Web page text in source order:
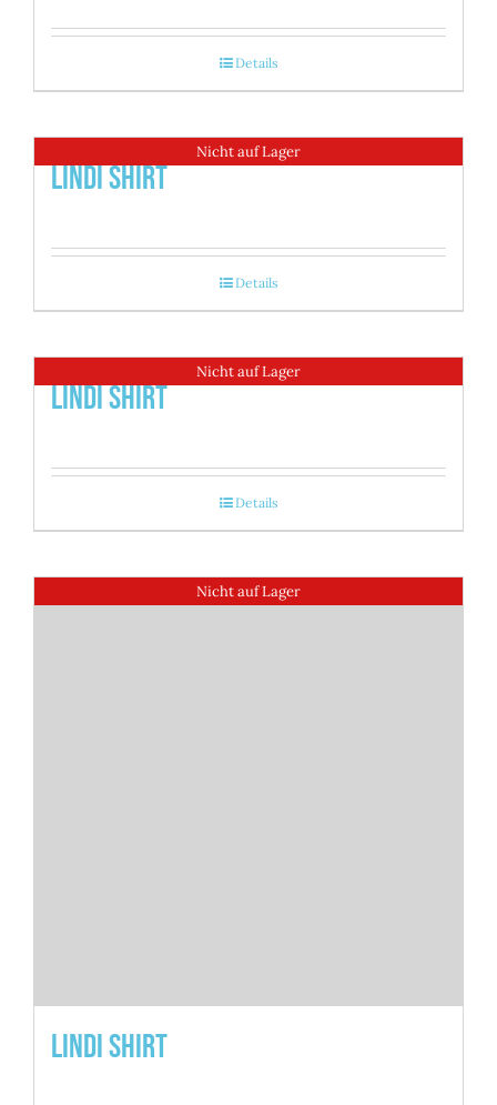
Details
Nicht auf Lager
Lindi Shirt
Details
Nicht auf Lager
Lindi Shirt
Details
Nicht auf Lager
Lindi Shirt